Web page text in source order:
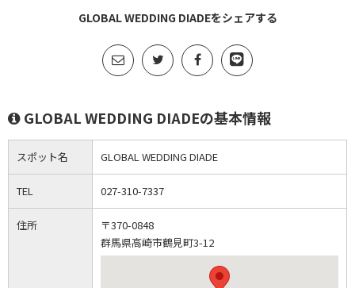
GLOBAL WEDDING DIADEをシェアする
GLOBAL WEDDING DIADEの基本情報
スポット名 GLOBAL WEDDING DIADE
TEL 027-310-7337
住所
〒370-0848
群馬県高崎市鶴見町3-12